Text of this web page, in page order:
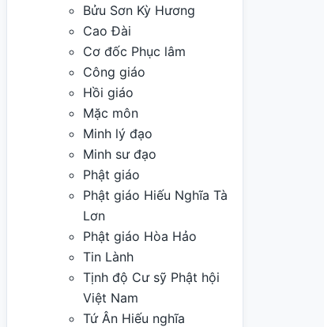
Bửu Sơn Kỳ Hương
Cao Đài
Cơ đốc Phục lâm
Công giáo
Hồi giáo
Mặc môn
Minh lý đạo
Minh sư đạo
Phật giáo
Phật giáo Hiếu Nghĩa Tà
Lơn
Phật giáo Hòa Hảo
Tin Lành
Tịnh độ Cư sỹ Phật hội
Việt Nam
Tứ Ân Hiếu nghĩa